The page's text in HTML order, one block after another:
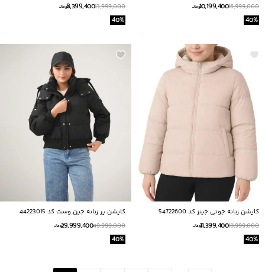
16,999,000
10,199,400تومانــ
40%
13,999,000
8,399,400تومانــ
40%
کاپشن زنانه جوتی جینز کد 54722600
18,999,000
11,399,400تومانــ
40%
كاپشن پر زنانه جين وست كد 44223015
49,999,000
29,999,400تومانــ
40%